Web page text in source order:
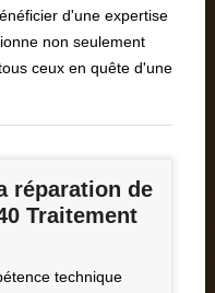
d'une expertise
non seulement
ceux en quête d'une
réparation de
Traitement
technique